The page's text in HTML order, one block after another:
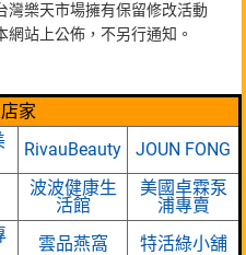
灣樂天市場擁有保留修改活動
站上公佈，不另行通知。
家
RivauBeauty
JOUN FONG
波波健康生
活館
美國卓霖泵
浦專賣
雲品燕窩 特活綠小舖